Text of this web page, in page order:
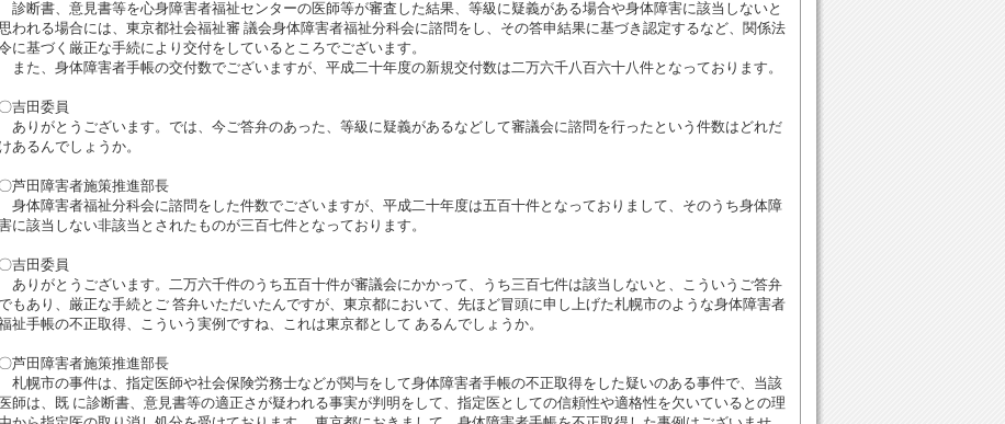
診断書、意見書等を心身障害者福祉センターの医師等が審査した結果、等級に疑義がある場合や身体障害に該当しないと
われる場合には、東京都社会福祉審 議会身体障害者福祉分科会に諮問をし、その答申結果に基づき認定するなど、関係法
に基づく厳正な手続により交付をしているところでございます。
また、身体障害者手帳の交付数でございますが、平成二十年度の新規交付数は二万六千八百六十八件となっております。
〇吉田委員
ありがとうございます。では、今ご答弁のあった、等級に疑義があるなどして審議会に諮問を行ったという件数はどれだ
けあるんでしょうか。
〇芦田障害者施策推進部長
身体障害者福祉分科会に諮問をした件数でございますが、平成二十年度は五百十件となっておりまして、そのうち身体障
に該当しない非該当とされたものが三百七件となっております。
〇吉田委員
ありがとうございます。二万六千件のうち五百十件が審議会にかかって、うち三百七件は該当しないと、こういうご答弁
もあり、厳正な手続とご 答弁いただいたんですが、東京都において、先ほど冒頭に申し上げた札幌市のような身体障害者
祉手帳の不正取得、こういう実例ですね、これは東京都として あるんでしょうか。
〇芦田障害者施策推進部長
札幌市の事件は、指定医師や社会保険労務士などが関与をして身体障害者手帳の不正取得をした疑いのある事件で、当該
医師は、既 に診断書、意見書等の適正さが疑われる事実が判明をして、指定医としての信頼性や適格性を欠いているとの理